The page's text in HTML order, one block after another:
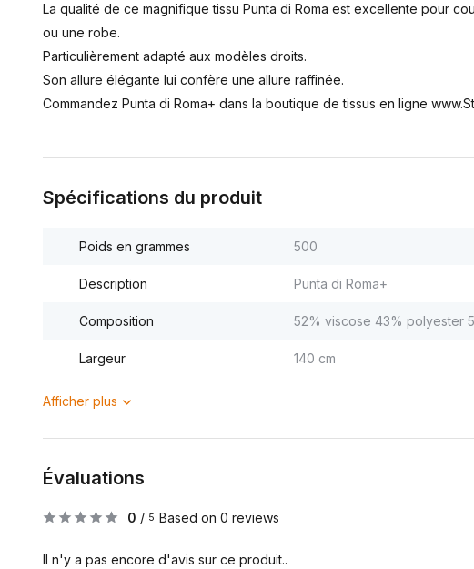
La qualité de ce magnifique tissu Punta di Roma est excellente pour
ou une robe.
Particulièrement adapté aux modèles droits.
Son allure élégante lui confère une allure raffinée.
Commandez Punta di Roma+ dans la boutique de tissus en ligne
Spécifications du produit
Poids en grammes 500
Description Punta di Roma+
Composition 52% viscose 43% polyester
Largeur 140 cm
Afficher plus
Évaluations
0 / 5 Based on 0 reviews
Il n'y a pas encore d'avis sur ce produit..